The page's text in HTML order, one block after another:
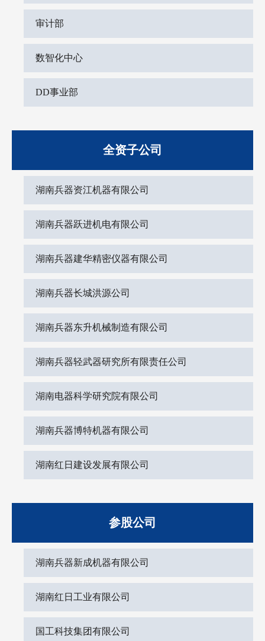
审计部
数智化中心
DD事业部
全资子公司
湖南兵器资江机器有限公司
湖南兵器跃进机电有限公司
湖南兵器建华精密仪器有限公司
湖南兵器长城洪源公司
湖南兵器东升机械制造有限公司
湖南兵器轻武器研究所有限责任公司
湖南电器科学研究院有限公司
湖南兵器博特机器有限公司
湖南红日建设发展有限公司
参股公司
湖南兵器新成机器有限公司
湖南红日工业有限公司
国工科技集团有限公司